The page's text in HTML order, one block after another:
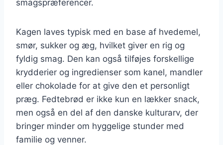
smagspræferencer.
Kagen laves typisk med en base af hvedemel,
smør, sukker og æg, hvilket giver en rig og
fyldig smag. Den kan også tilføjes forskellige
krydderier og ingredienser som kanel, mandler
eller chokolade for at give den et personligt
præg. Fedtebrød er ikke kun en lækker snack,
men også en del af den danske kulturarv, der
bringer minder om hyggelige stunder med
familie og venner.